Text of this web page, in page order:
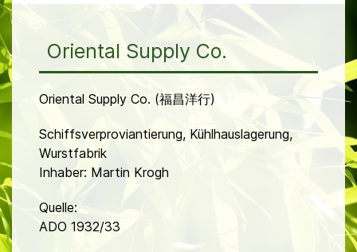
Oriental Supply Co.
Oriental Supply Co. (福昌洋行)
Schiffsverproviantierung, Kühlhauslagerung,
Wurstfabrik
Inhaber: Martin Krogh
Quelle:
ADO 1932/33